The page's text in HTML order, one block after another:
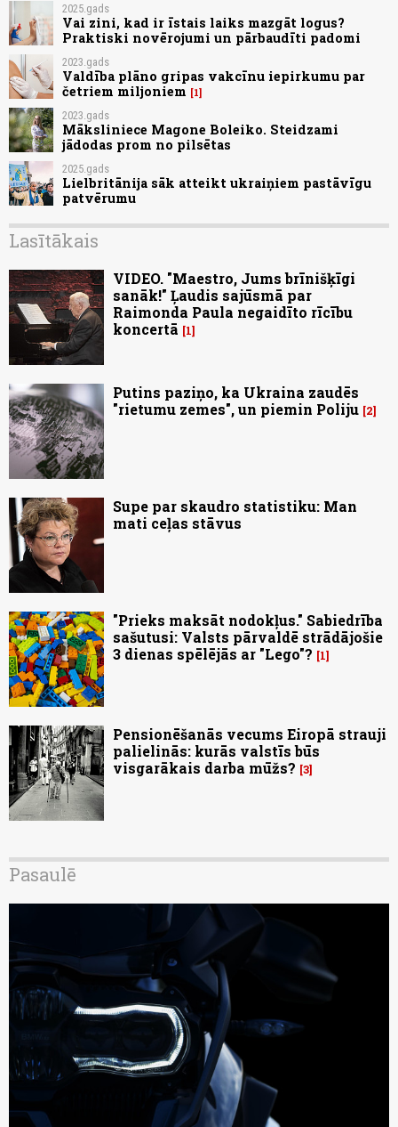
2025.gads
Vai zini, kad ir īstais laiks mazgāt logus?
Praktiski novērojumi un pārbaudīti padomi
2023.gads
Valdība plāno gripas vakcīnu iepirkumu par
četriem miljoniem
1
2023.gads
Māksliniece Magone Boleiko. Steidzami
jādodas prom no pilsētas
2025.gads
Lielbritānija sāk atteikt ukraiņiem pastāvīgu
patvērumu
Lasītākais
VIDEO. "Maestro, Jums brīnišķīgi
sanāk!" Ļaudis sajūsmā par
Raimonda Paula negaidīto rīcību
koncertā
1
Putins paziņo, ka Ukraina zaudēs
"rietumu zemes", un piemin Poliju 2
Supe par skaudro statistiku: Man
mati ceļas stāvus
"Prieks maksāt nodokļus." Sabiedrība
sašutusi: Valsts pārvaldē strādājošie
3 dienas spēlējās ar "Lego"?
1
Pensionēšanās vecums Eiropā strauji
palielinās: kurās valstīs būs
visgarākais darba mūžs? 3
Pasaulē